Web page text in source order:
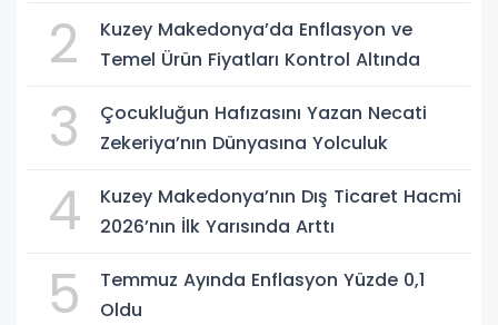
2
Kuzey Makedonya’da Enflasyon ve
Temel Ürün Fiyatları Kontrol Altında
3
Çocukluğun Hafızasını Yazan Necati
Zekeriya’nın Dünyasına Yolculuk
4
Kuzey Makedonya’nın Dış Ticaret Hacmi
2026’nın İlk Yarısında Arttı
5
Temmuz Ayında Enflasyon Yüzde 0,1
Oldu